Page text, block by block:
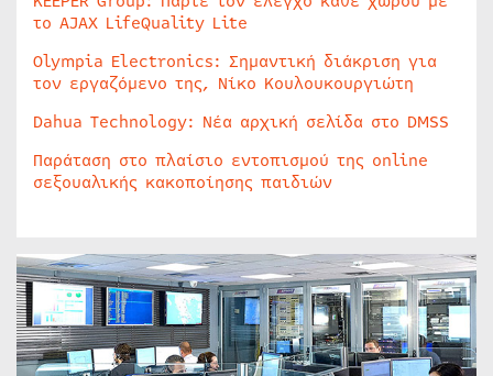
το AJAX LifeQuality Lite
Olympia Electronics: Σημαντική διάκριση για
τον εργαζόμενο της, Νίκο Κουλουκουργιώτη
Dahua Technology: Νέα αρχική σελίδα στο DMSS
Παράταση στο πλαίσιο εντοπισμού της online
σεξουαλικής κακοποίησης παιδιών